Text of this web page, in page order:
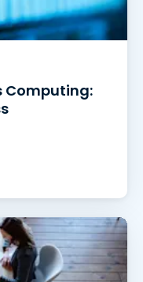
Computing: